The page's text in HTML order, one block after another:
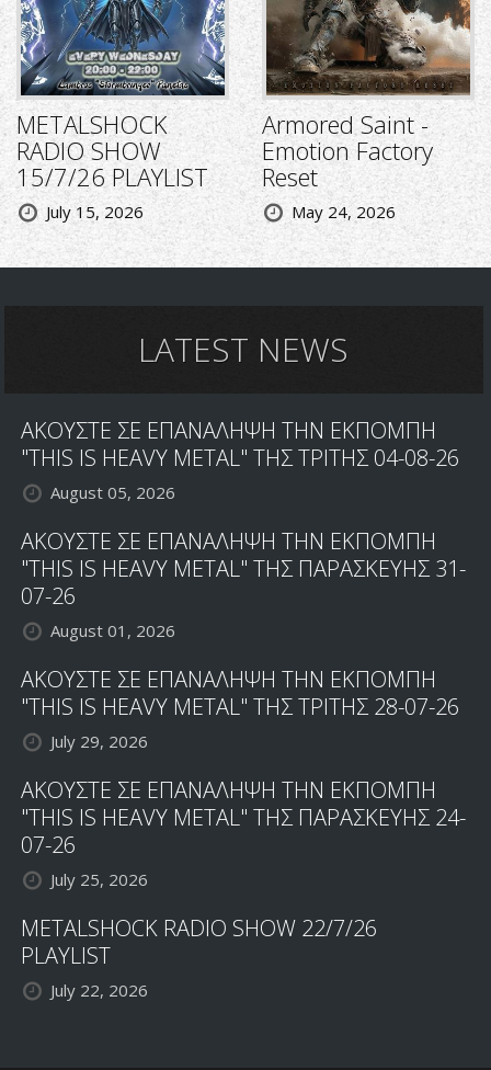
METALSHOCK
RADIO SHOW
15/7/26 PLAYLIST
July 15, 2026
Armored Saint -
Emotion Factory
Reset
May 24, 2026
LATEST NEWS
ΑΚΟΥΣΤΕ ΣΕ ΕΠΑΝΑΛΗΨΗ ΤΗΝ ΕΚΠΟΜΠΗ
"THIS IS HEAVY METAL" ΤΗΣ ΤΡΙΤΗΣ 04-08-26
August 05, 2026
ΑΚΟΥΣΤΕ ΣΕ ΕΠΑΝΑΛΗΨΗ ΤΗΝ ΕΚΠΟΜΠΗ
"THIS IS HEAVY METAL" ΤΗΣ ΠΑΡΑΣΚΕΥΗΣ 31-
07-26
August 01, 2026
ΑΚΟΥΣΤΕ ΣΕ ΕΠΑΝΑΛΗΨΗ ΤΗΝ ΕΚΠΟΜΠΗ
"THIS IS HEAVY METAL" ΤΗΣ ΤΡΙΤΗΣ 28-07-26
July 29, 2026
ΑΚΟΥΣΤΕ ΣΕ ΕΠΑΝΑΛΗΨΗ ΤΗΝ ΕΚΠΟΜΠΗ
"THIS IS HEAVY METAL" ΤΗΣ ΠΑΡΑΣΚΕΥΗΣ 24-
07-26
July 25, 2026
METALSHOCK RADIO SHOW 22/7/26
PLAYLIST
July 22, 2026